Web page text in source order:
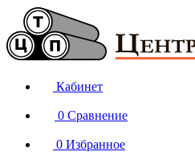
Кабинет
0 Сравнение
0 Избранное